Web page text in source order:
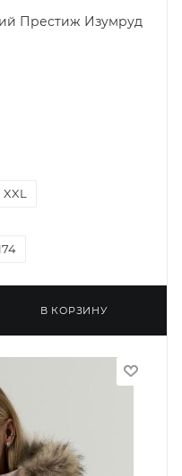
Престиж Изумруд
В КОРЗИНУ
XXL